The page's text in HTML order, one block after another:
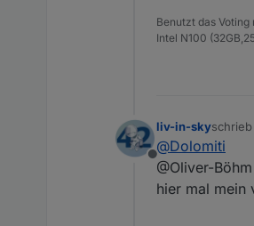
Benutzt das
Intel N100
Offline
liv-in-skyschrieb
zuletzt
@Dolomiti
@Oliver-Böhm
hier mal mein